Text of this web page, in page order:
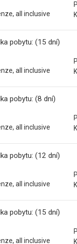
all inclusive
pobytu: (15 dní)
all inclusive
pobytu: (8 dní)
all inclusive
pobytu: (12 dní)
all inclusive
pobytu: (15 dní)
all inclusive